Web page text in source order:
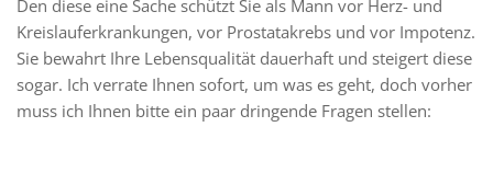
Den diese eine Sache schützt Sie als Mann vor Herz- und
Kreislauferkrankungen, vor Prostatakrebs und vor Impotenz.
Sie bewahrt Ihre Lebensqualität dauerhaft und steigert diese
sogar. Ich verrate Ihnen sofort, um was es geht, doch vorher
muss ich Ihnen bitte ein paar dringende Fragen stellen: